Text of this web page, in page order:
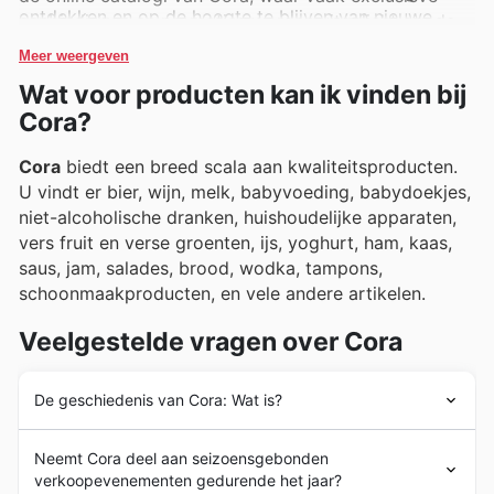
aanbiedingen en promoties worden uitgelicht om de
winkelervaring nog aantrekkelijker te maken.
ontdekken en op de hoogte te blijven van nieuwe
verrijken.
Meer weergeven
Wat voor producten kan ik vinden bij
Cora?
Cora biedt een breed scala aan kwaliteitsproducten.
U vindt er bier, wijn, melk, babyvoeding, babydoekjes,
niet-alcoholische dranken, huishoudelijke apparaten,
vers fruit en verse groenten, ijs, yoghurt, ham, kaas,
saus, jam, salades, brood, wodka, tampons,
schoonmaakproducten, en vele andere artikelen.
Veelgestelde vragen over Cora
De geschiedenis van Cora: Wat is?
het bedrijf was om een handigere manier van winkelen
aan te bieden, door een plaats aan te bieden waar
Neemt Cora deel aan seizoensgebonden
verkoopevenementen gedurende het jaar?